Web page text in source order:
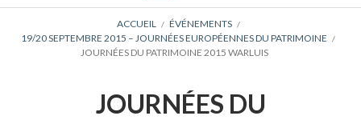
FIL
D'ARIANE
ACCUEIL
ÉVÉNEMENTS
19/20 SEPTEMBRE 2015 – JOURNÉES EUROPÉENNES DU PATRIMOINE
JOURNÉES DU PATRIMOINE 2015 WARLUIS
JOURNÉES DU